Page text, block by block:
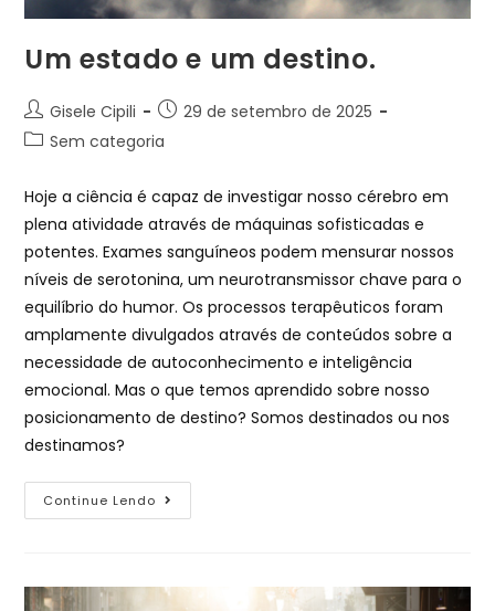
Um estado e um destino.
Gisele Cipili
29 de setembro de 2025
Sem categoria
Hoje a ciência é capaz de investigar nosso cérebro em
plena atividade através de máquinas sofisticadas e
potentes. Exames sanguíneos podem mensurar nossos
níveis de serotonina, um neurotransmissor chave para o
equilíbrio do humor. Os processos terapêuticos foram
amplamente divulgados através de conteúdos sobre a
necessidade de autoconhecimento e inteligência
emocional. Mas o que temos aprendido sobre nosso
posicionamento de destino? Somos destinados ou nos
destinamos?
Continue Lendo